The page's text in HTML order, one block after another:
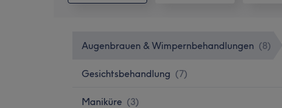
Augenbrauen & Wimpernbehandlungen (8)
Gesichtsbehandlung (7)
Maniküre (3)